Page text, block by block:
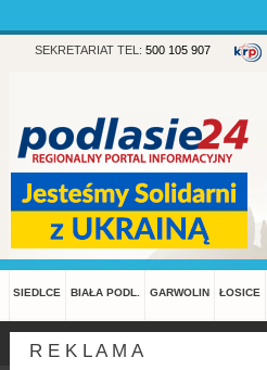
SEKRETARIAT TEL: 500 105 907
SIEDLCE BIAŁA PODL. GARWOLIN ŁOSICE
R E K L A M A